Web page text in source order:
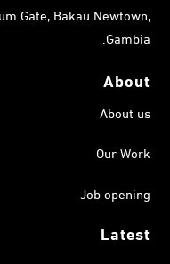
Gate, Bakau Newtown,
Gambia.
About
About us
Our Work
Job opening
Latest